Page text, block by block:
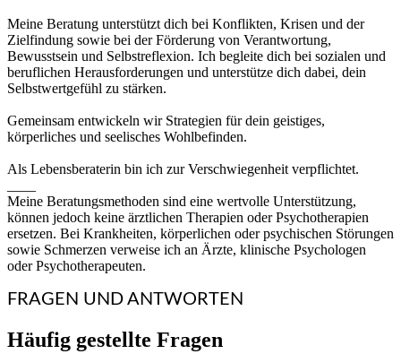
Meine Beratung unterstützt dich bei Konflikten, Krisen und der
Zielfindung sowie bei der Förderung von Verantwortung,
Bewusstsein und Selbstreflexion. Ich begleite dich bei sozialen und
beruflichen Herausforderungen und unterstütze dich dabei, dein
Selbstwertgefühl zu stärken.
Gemeinsam entwickeln wir Strategien für dein geistiges,
körperliches und seelisches Wohlbefinden.
Als Lebensberaterin bin ich zur Verschwiegenheit verpflichtet.
Meine Beratungsmethoden sind eine wertvolle Unterstützung,
können jedoch keine ärztlichen Therapien oder Psychotherapien
ersetzen. Bei Krankheiten, körperlichen oder psychischen Störungen
sowie Schmerzen verweise ich an Ärzte, klinische Psychologen
oder Psychotherapeuten.
FRAGEN UND ANTWORTEN
Häufig gestellte Fragen